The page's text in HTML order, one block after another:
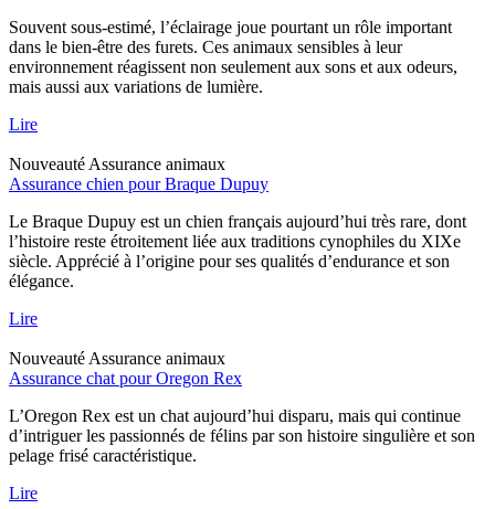
Souvent sous-estimé, l’éclairage joue pourtant un rôle important
dans le bien-être des furets. Ces animaux sensibles à leur
environnement réagissent non seulement aux sons et aux odeurs,
mais aussi aux variations de lumière.
Lire
Nouveauté Assurance animaux
Assurance chien pour Braque Dupuy
Le Braque Dupuy est un chien français aujourd’hui très rare, dont
l’histoire reste étroitement liée aux traditions cynophiles du XIXe
siècle. Apprécié à l’origine pour ses qualités d’endurance et son
élégance.
Lire
Nouveauté Assurance animaux
Assurance chat pour Oregon Rex
L’Oregon Rex est un chat aujourd’hui disparu, mais qui continue
d’intriguer les passionnés de félins par son histoire singulière et son
pelage frisé caractéristique.
Lire